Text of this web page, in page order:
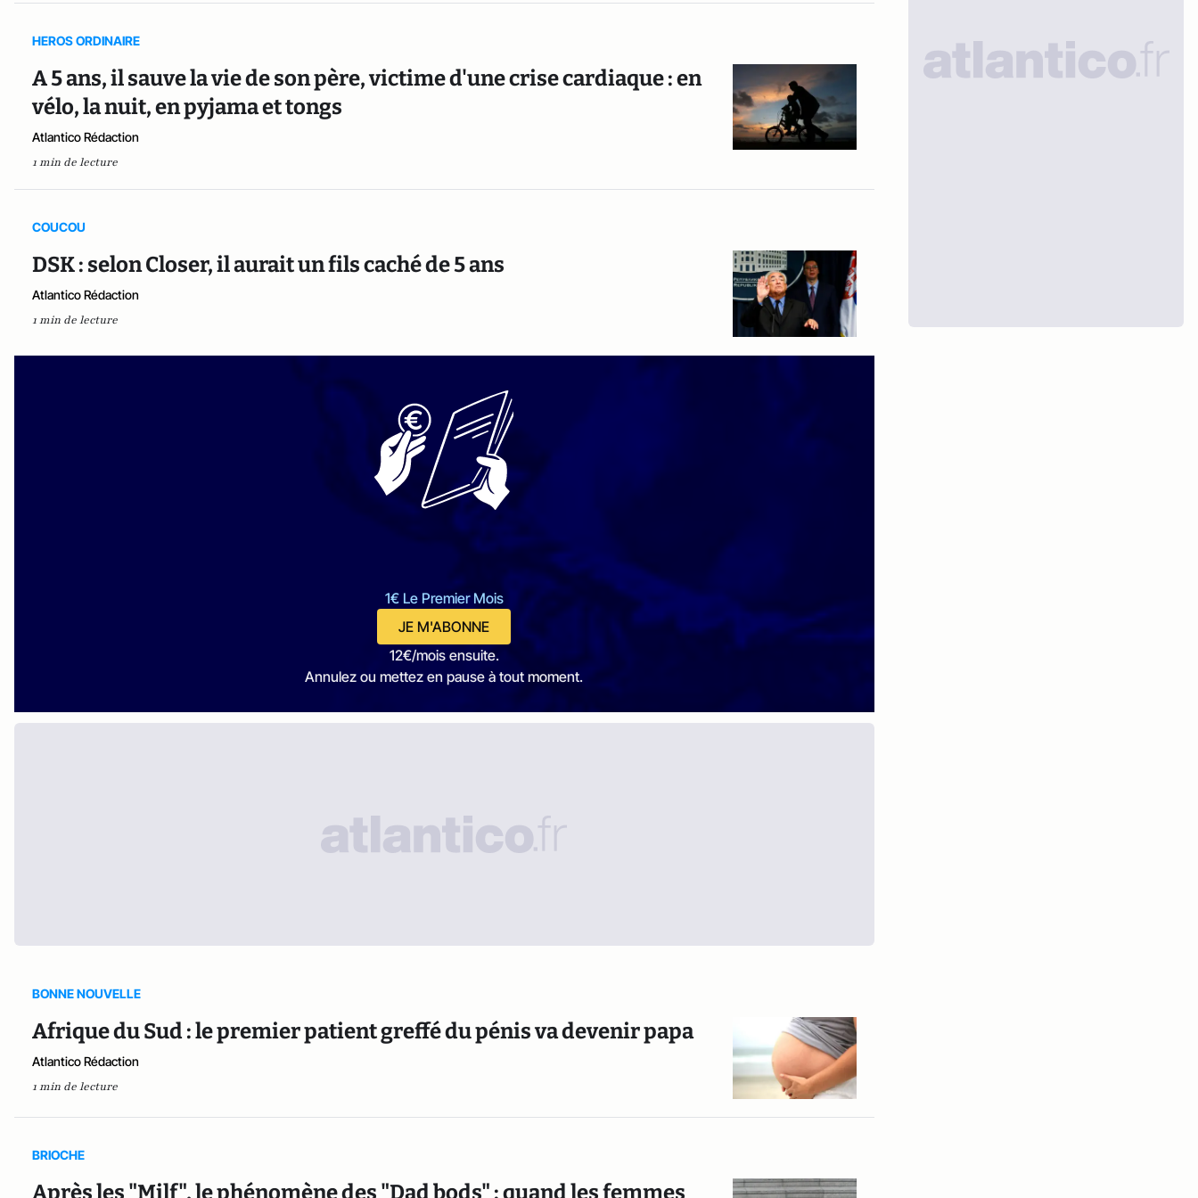
HEROS ORDINAIRE
A 5 ans, il sauve la vie de son père, victime d'une crise cardiaque : en
vélo, la nuit, en pyjama et tongs
Atlantico Rédaction
1 min de lecture
COUCOU
DSK : selon Closer, il aurait un fils caché de 5 ans
Atlantico Rédaction
1 min de lecture
1€ Le Premier Mois
JE M'ABONNE
12€/mois ensuite.
Annulez ou mettez en pause à tout moment.
BONNE NOUVELLE
Afrique du Sud : le premier patient greffé du pénis va devenir papa
Atlantico Rédaction
1 min de lecture
BRIOCHE
Après les "Milf", le phénomène des "Dad bods" : quand les femmes